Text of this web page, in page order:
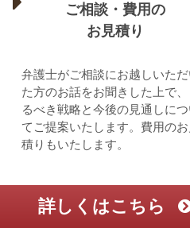
ご相談・費用の
お見積り
弁護士がご相談にお越しいた
た方のお話をお聞きした上で
るべき戦略と今後の見通しに
てご提案いたします。費用の
積りもいたします。
詳しくはこちら